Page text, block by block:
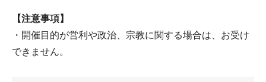
【注意事項】
・開催目的が営利や政治、宗教に関する場合は、お受け
できません。